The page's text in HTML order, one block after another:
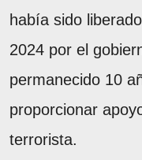
había sido
2024 por el
permanecido 10
proporcionar
terrorista.